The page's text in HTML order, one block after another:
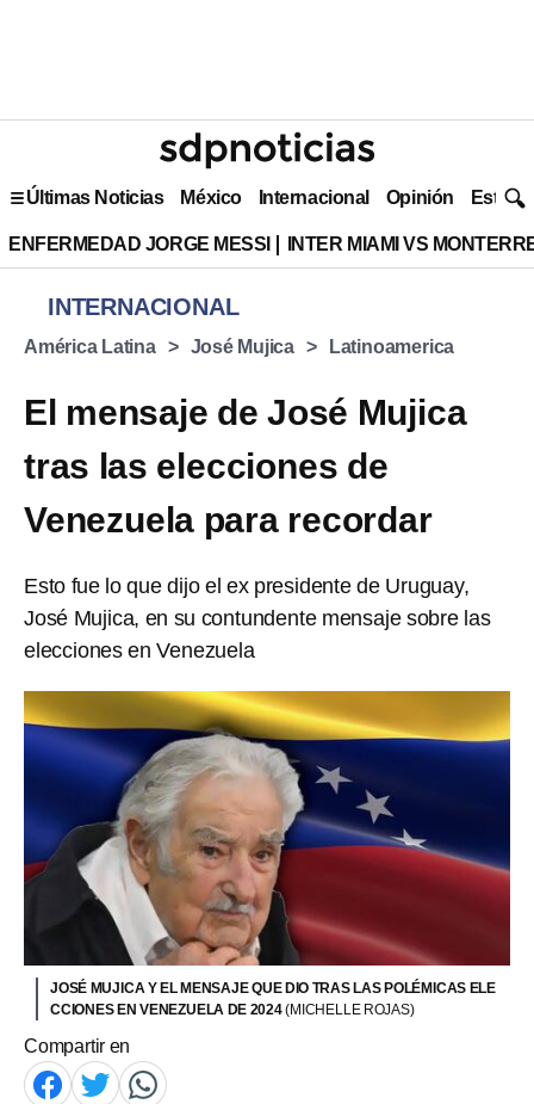
Últimas Noticias México Internacional Opinión Estilo
ENFERMEDAD JORGE MESSI INTER MIAMI VS
INTERNACIONAL
América Latina José Mujica Latinoamerica
El mensaje de José Mujica
tras las elecciones de
Venezuela para recordar
Esto fue lo que dijo el ex presidente de Uruguay,
José Mujica, en su contundente mensaje sobre las
elecciones en Venezuela
JOSÉ MUJICA Y EL MENSAJE QUE DIO TRAS LAS POLÉMICAS ELE
CCIONES EN VENEZUELA DE 2024(MICHELLE ROJAS)
Compartir en